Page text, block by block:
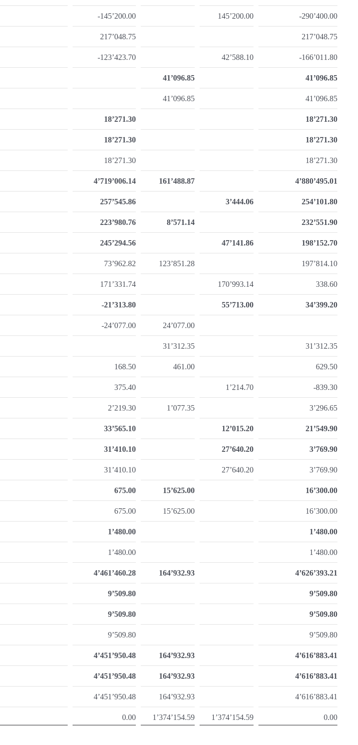
-145’200.00 145’200.00 -290’400.00
217’048.75 217’048.75
-123’423.70 42’588.10 -166’011.80
41’096.85 41’096.85
41’096.85 41’096.85
18’271.30 18’271.30
18’271.30 18’271.30
18’271.30 18’271.30
4’719’006.14 161’488.87 4’880’495.01
257’545.86 3’444.06 254’101.80
223’980.76 8’571.14 232’551.90
245’294.56 47’141.86 198’152.70
73’962.82 123’851.28 197’814.10
171’331.74 170’993.14 338.60
-21’313.80 55’713.00 34’399.20
-24’077.00 24’077.00
31’312.35 31’312.35
168.50 461.00 629.50
375.40 1’214.70 -839.30
2’219.30 1’077.35 3’296.65
33’565.10 12’015.20 21’549.90
31’410.10 27’640.20 3’769.90
31’410.10 27’640.20 3’769.90
675.00 15’625.00 16’300.00
675.00 15’625.00 16’300.00
1’480.00 1’480.00
1’480.00 1’480.00
4’461’460.28 164’932.93 4’626’393.21
9’509.80 9’509.80
9’509.80 9’509.80
9’509.80 9’509.80
4’451’950.48 164’932.93 4’616’883.41
4’451’950.48 164’932.93 4’616’883.41
4’451’950.48 164’932.93 4’616’883.41
0.00 1’374’154.59 1’374’154.59 0.00